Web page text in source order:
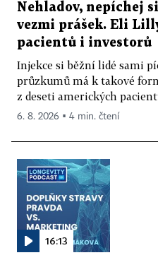
Nehladov, nepíchej
vezmi prášek. Eli
pacientů i investorů
Injekce si běžní lidé sami
průzkumů má k takové
z deseti amerických
6. 8. 2026 ▪ 4 min. čtení
16:13